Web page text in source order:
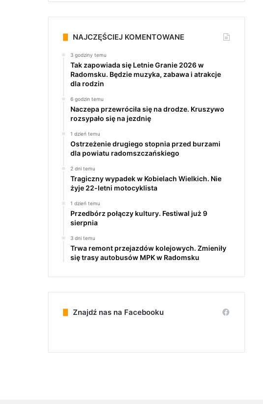
NAJCZĘŚCIEJ KOMENTOWANE
3 godziny temu
Tak zapowiada się Letnie Granie 2026 w
Radomsku. Będzie muzyka, zabawa i atrakcje
dla rodzin
6 godzin temu
Naczepa przewróciła się na drodze. Kruszywo
rozsypało się na jezdnię
1 dzień temu
Ostrzeżenie drugiego stopnia przed burzami
dla powiatu radomszczańskiego
2 dni temu
Tragiczny wypadek w Kobielach Wielkich. Nie
żyje 22-letni motocyklista
1 dzień temu
Przedbórz połączy kultury. Festiwal już 9
sierpnia
3 dni temu
Trwa remont przejazdów kolejowych. Zmieniły
się trasy autobusów MPK w Radomsku
Znajdź nas na Facebooku